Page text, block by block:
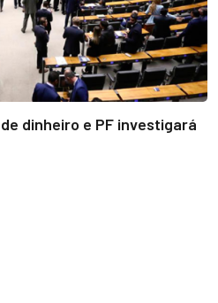
dinheiro e PF investigará